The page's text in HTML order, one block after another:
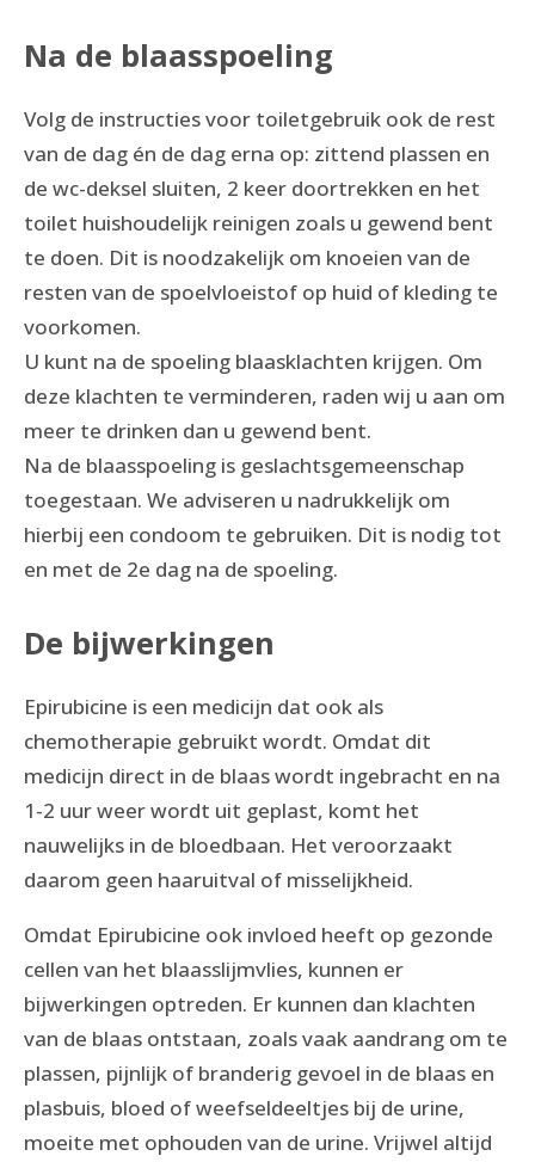
Na de blaasspoeling
Volg de instructies voor toiletgebruik ook de rest
van de dag én de dag erna op: zittend plassen en
de wc-deksel sluiten, 2 keer doortrekken en het
toilet huishoudelijk reinigen zoals u gewend bent
te doen. Dit is noodzakelijk om knoeien van de
resten van de spoelvloeistof op huid of kleding te
voorkomen.
U kunt na de spoeling blaasklachten krijgen. Om
deze klachten te verminderen, raden wij u aan om
meer te drinken dan u gewend bent.
Na de blaasspoeling is geslachtsgemeenschap
toegestaan. We adviseren u nadrukkelijk om
hierbij een condoom te gebruiken. Dit is nodig tot
en met de 2e dag na de spoeling.
De bijwerkingen
Epirubicine is een medicijn dat ook als
chemotherapie gebruikt wordt. Omdat dit
medicijn direct in de blaas wordt ingebracht en na
1-2 uur weer wordt uit geplast, komt het
nauwelijks in de bloedbaan. Het veroorzaakt
daarom geen haaruitval of misselijkheid.
Omdat Epirubicine ook invloed heeft op gezonde
cellen van het blaasslijmvlies, kunnen er
bijwerkingen optreden. Er kunnen dan klachten
van de blaas ontstaan, zoals vaak aandrang om te
plassen, pijnlijk of branderig gevoel in de blaas en
plasbuis, bloed of weefseldeeltjes bij de urine,
moeite met ophouden van de urine. Vrijwel altijd